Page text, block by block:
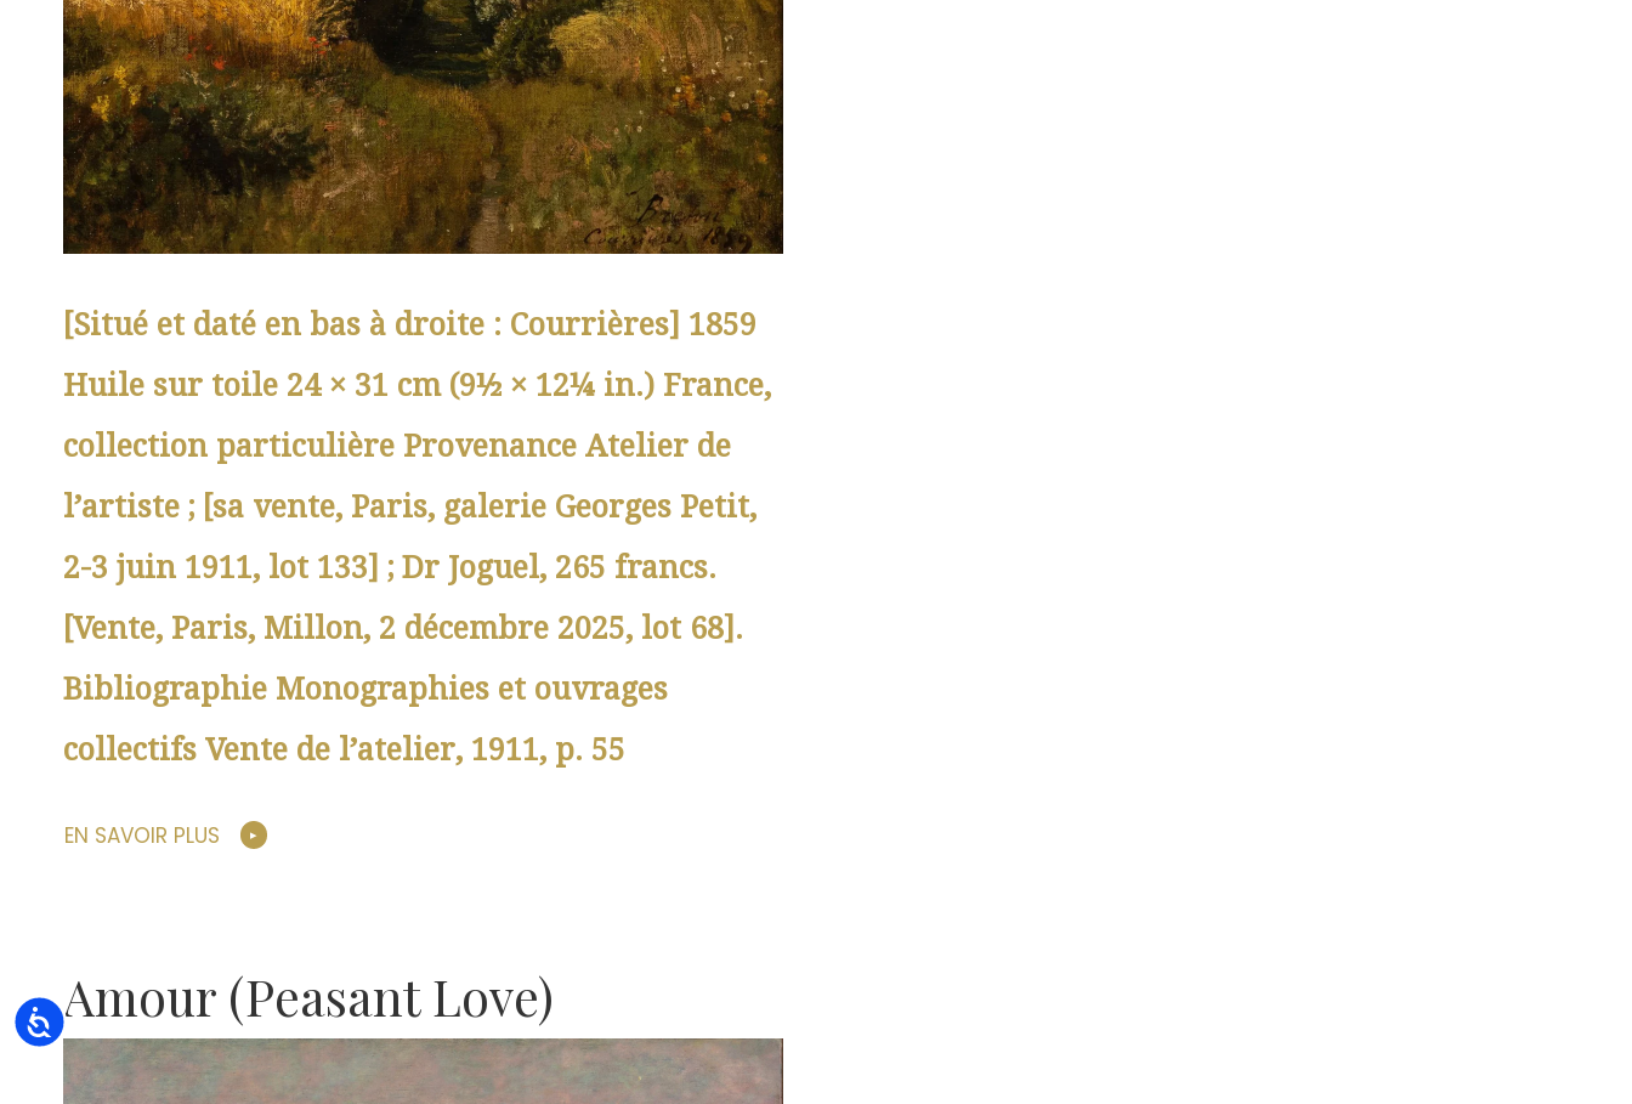
Accessibility
[Situé et daté en bas à droite : Courrières] 1859
Huile sur toile 24 × 31 cm (9½ × 12¼ in.) France,
collection particulière Provenance Atelier de
l’artiste ; [sa vente, Paris, galerie Georges Petit,
2-3 juin 1911, lot 133] ; Dr Joguel, 265 francs.
[Vente, Paris, Millon, 2 décembre 2025, lot 68].
Bibliographie Monographies et ouvrages
collectifs Vente de l’atelier, 1911, p. 55
EN SAVOIR PLUS
Amour (Peasant Love)